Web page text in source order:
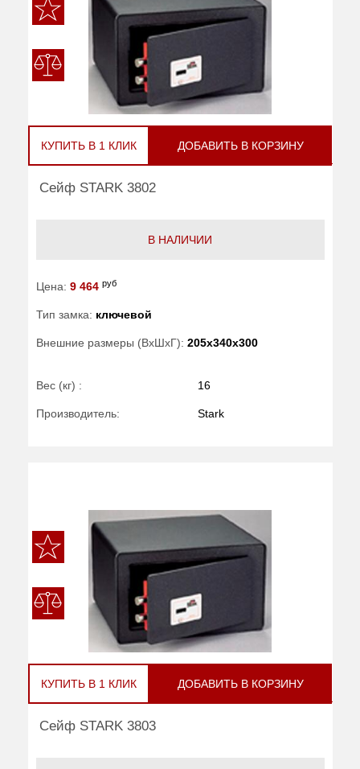
КУПИТЬ В 1 КЛИК ДОБАВИТЬ В КОРЗИНУ
Сейф STARK 3802
В НАЛИЧИИ
Цена: 9 464 руб
Тип замка: ключевой
Внешние размеры (ВхШхГ): 205x340x300
Вес (кг) : 16
Производитель: Stark
КУПИТЬ В 1 КЛИК ДОБАВИТЬ В КОРЗИНУ
Сейф STARK 3803